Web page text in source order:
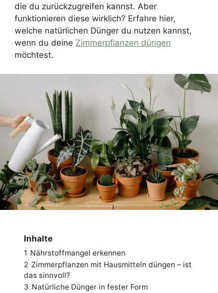
die du zurückzugreifen kannst. Aber
funktionieren diese wirklich? Erfahre hier,
welche natürlichen Dünger du nutzen kannst,
wenn du deine Zimmerpflanzen düngen
möchtest.
Inhalte
1 Nährstoffmangel erkennen
2 Zimmerpflanzen mit Hausmitteln düngen – ist
das sinnvoll?
3 Natürliche Dünger in fester Form